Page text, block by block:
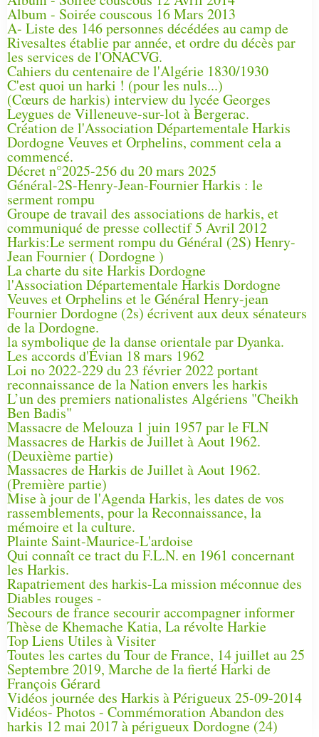
Album - Soirée couscous 16 Mars 2013
A- Liste des 146 personnes décédées au camp de
Rivesaltes établie par année, et ordre du décès par
les services de l'ONACVG.
Cahiers du centenaire de l'Algérie 1830/1930
C'est quoi un harki ! (pour les nuls...)
(Cœurs de harkis) interview du lycée Georges
Leygues de Villeneuve-sur-lot à Bergerac.
Création de l'Association Départementale Harkis
Dordogne Veuves et Orphelins, comment cela a
commencé.
Décret n°2025-256 du 20 mars 2025
Général-2S-Henry-Jean-Fournier Harkis : le
serment rompu
Groupe de travail des associations de harkis, et
communiqué de presse collectif 5 Avril 2012
Harkis:Le serment rompu du Général (2S) Henry-
Jean Fournier ( Dordogne )
La charte du site Harkis Dordogne
l'Association Départementale Harkis Dordogne
Veuves et Orphelins et le Général Henry-jean
Fournier Dordogne (2s) écrivent aux deux sénateurs
de la Dordogne.
la symbolique de la danse orientale par Dyanka.
Les accords d'Évian 18 mars 1962
Loi no 2022-229 du 23 février 2022 portant
reconnaissance de la Nation envers les harkis
L’un des premiers nationalistes Algériens "Cheikh
Ben Badis"
Massacre de Melouza 1 juin 1957 par le FLN
Massacres de Harkis de Juillet à Aout 1962.
(Deuxième partie)
Massacres de Harkis de Juillet à Aout 1962.
(Première partie)
Mise à jour de l'Agenda Harkis, les dates de vos
rassemblements, pour la Reconnaissance, la
mémoire et la culture.
Plainte Saint-Maurice-L'ardoise
Qui connaît ce tract du F.L.N. en 1961 concernant
les Harkis.
Rapatriement des harkis-La mission méconnue des
Diables rouges -
Secours de france secourir accompagner informer
Thèse de Khemache Katia, La révolte Harkie
Top Liens Utiles à Visiter
Toutes les cartes du Tour de France, 14 juillet au 25
Septembre 2019, Marche de la fierté Harki de
François Gérard
Vidéos journée des Harkis à Périgueux 25-09-2014
Vidéos- Photos - Commémoration Abandon des
harkis 12 mai 2017 à périgueux Dordogne (24)